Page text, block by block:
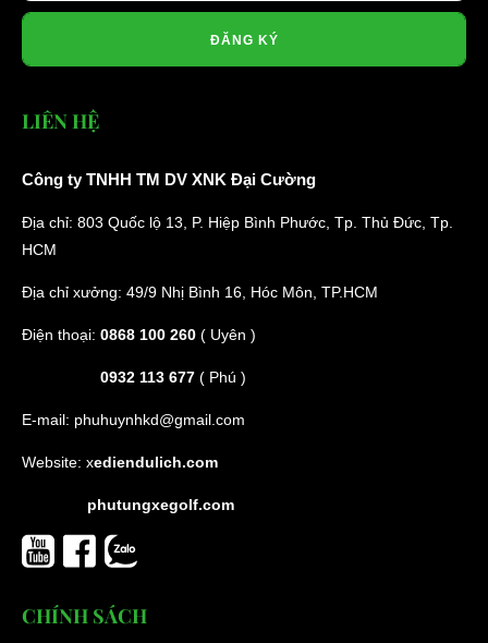
ĐĂNG KÝ
LIÊN HỆ
Công ty TNHH TM DV XNK Đại Cường
Địa chỉ: 803 Quốc lộ 13, P. Hiệp Bình Phước, Tp. Thủ Đức, Tp.
HCM
Địa chỉ xưởng: 49/9 Nhị Bình 16, Hóc Môn, TP.HCM
Điện thoại: 0868 100 260 ( Uyên )
0932 113 677 ( Phú )
E-mail: phuhuynhkd@gmail.com
Website: xediendulich.com
phutungxegolf.com
CHÍNH SÁCH